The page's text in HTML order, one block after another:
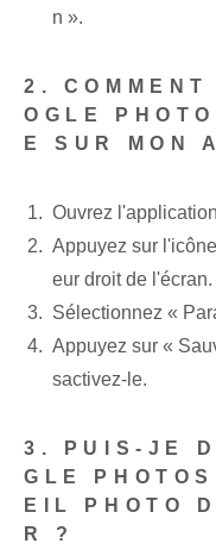
n ».
2. COMMENT
OGLE
E SUR ‌MON
Ouvrez
Appuyez sur
eur droit de l'écran.
Sélectionnez «
Appuyez sur «
sactivez-le.
3. PUIS-JE
GLE
EIL PHOTO
R ?